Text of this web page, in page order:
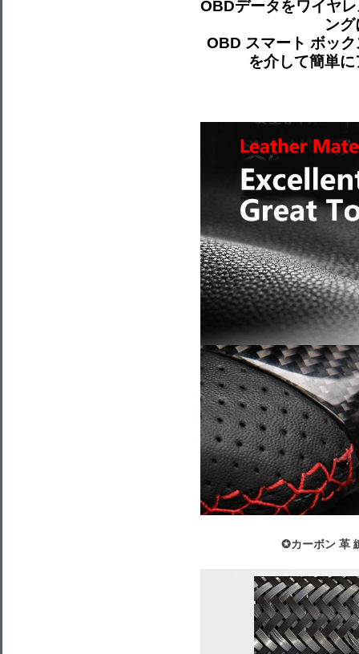
OBDデータをワイヤ
ン
OBD スマート ボッ
を介して簡単
✪カーボン 革